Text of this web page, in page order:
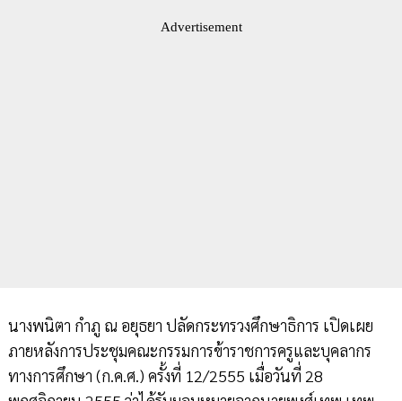
Advertisement
นางพนิตา กำภู ณ อยุธยา ปลัดกระทรวงศึกษาธิการ เปิดเผย
ภายหลังการประชุมคณะกรรมการข้าราชการครูและบุคลากร
ทางการศึกษา (ก.ค.ศ.) ครั้งที่ 12/2555 เมื่อวันที่ 28